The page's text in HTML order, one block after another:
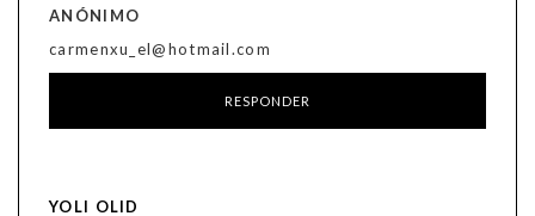
ANÓNIMO
carmenxu_el@hotmail.com
RESPONDER
YOLI OLID